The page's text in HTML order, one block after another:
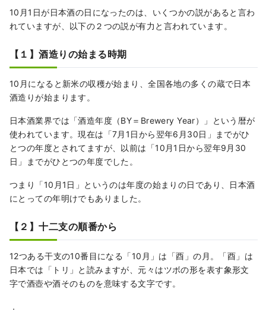
10月1日が日本酒の日になったのは、いくつかの説があると言わ
れていますが、以下の２つの説が有力と言われています。
【１】酒造りの始まる時期
10月になると新米の収穫が始まり、全国各地の多くの蔵で日本
酒造りが始まります。
日本酒業界では「酒造年度（BY＝Brewery Year）」という暦が
使われています。現在は「7月1日から翌年6月30日」までがひ
とつの年度とされてますが、以前は「10月1日から翌年9月30
日」までがひとつの年度でした。
つまり「10月1日」というのは年度の始まりの日であり、日本酒
にとっての年明けでもありました。
【２】十二支の順番から
12つある干支の10番目になる「10月」は「酉」の月。「酉」は
日本では「トリ」と読みますが、元々はツボの形を表す象形文
字で酒壺や酒そのものを意味する文字です。
．